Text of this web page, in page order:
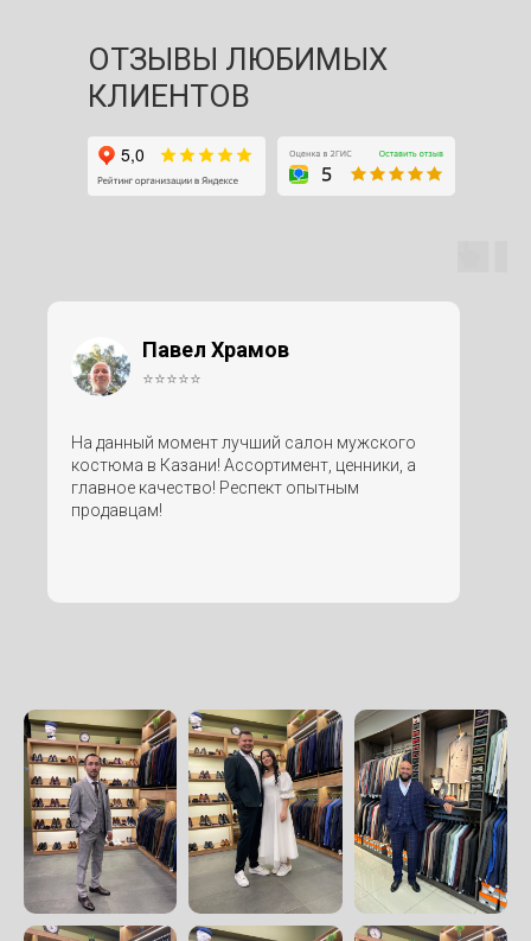
ОТЗЫВЫ ЛЮБИМЫХ
КЛИЕНТОВ
Павел Храмов
⭐⭐⭐⭐⭐
На данный момент лучший салон мужского
костюма в Казани! Ассортимент, ценники, а
главное качество! Респект опытным
продавцам!